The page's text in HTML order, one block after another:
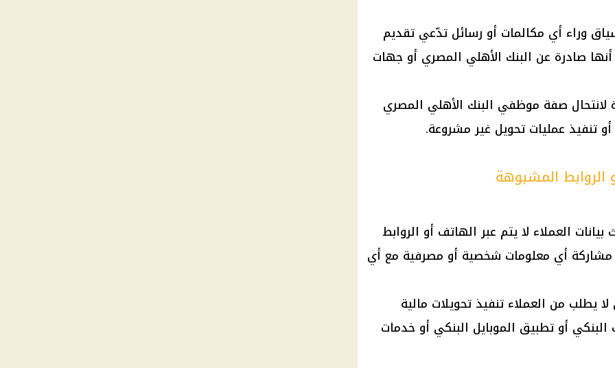
وراء أي مكالمات أو رسائل تدّعي تقديم
أنها صادرة عن البنك الأهلي المصري أو جهات
لانتحال صفة موظفي البنك الأهلي المصري
تنفيذ عمليات تحويل غير مشروعة.
الروابط المشبوهة
العملاء لا يتم عبر الهاتف أو الروابط
مشاركة أي معلومات شخصية أو مصرفية مع أي
يطلب من العملاء تنفيذ تحويلات مالية
أو تطبيق الموبايل البنكي أو خدمات